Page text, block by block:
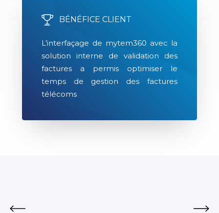
BÉNÉFICE CLIENT
L’interfaçage de mytem360 avec la
solution interne de validation des
factures a permis optimiser le
temps de gestion des factures
télécoms